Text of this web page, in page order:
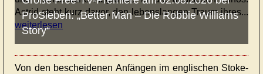
Astrid steht kurz davor, den lebenslangen Traum ihres...
weiterlesen
ProSieben: „Better Man – Die Robbie Williams
Story“
Von den bescheidenen Anfängen im englischen Stoke-